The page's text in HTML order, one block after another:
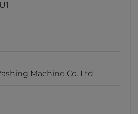
Machine Co. Ltd.